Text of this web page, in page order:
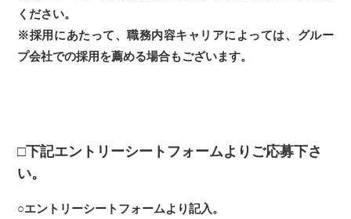
ください。
※採用にあたって、職務内容キャリアによっては、グルー
プ会社での採用を薦める場合もございます。
□下記エントリーシートフォームよりご応募下さ
い。
○エントリーシートフォームより記入。